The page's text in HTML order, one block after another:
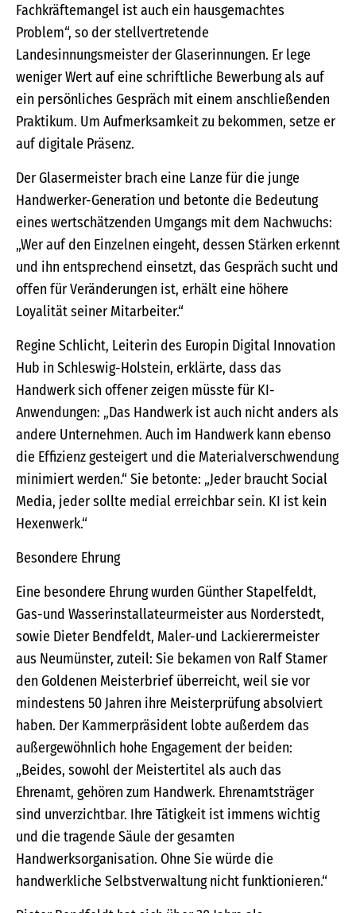
Fachkräftemangel ist auch ein hausgemachtes
Problem“, so der stellvertretende
Landesinnungsmeister der Glaserinnungen. Er lege
weniger Wert auf eine schriftliche Bewerbung als auf
ein persönliches Gespräch mit einem anschließenden
Praktikum. Um Aufmerksamkeit zu bekommen, setze er
auf digitale Präsenz.
Der Glasermeister brach eine Lanze für die junge
Handwerker-Generation und betonte die Bedeutung
eines wertschätzenden Umgangs mit dem Nachwuchs:
„Wer auf den Einzelnen eingeht, dessen Stärken erkennt
und ihn entsprechend einsetzt, das Gespräch sucht und
offen für Veränderungen ist, erhält eine höhere
Loyalität seiner Mitarbeiter.“
Regine Schlicht, Leiterin des Europin Digital Innovation
Hub in Schleswig-Holstein, erklärte, dass das
Handwerk sich offener zeigen müsste für KI-
Anwendungen: „Das Handwerk ist auch nicht anders als
andere Unternehmen. Auch im Handwerk kann ebenso
die Effizienz gesteigert und die Materialverschwendung
minimiert werden.“ Sie betonte: „Jeder braucht Social
Media, jeder sollte medial erreichbar sein. KI ist kein
Hexenwerk.“
Besondere Ehrung
Eine besondere Ehrung wurden Günther Stapelfeldt,
Gas-und Wasserinstallateurmeister aus Norderstedt,
sowie Dieter Bendfeldt, Maler-und Lackierermeister
aus Neumünster, zuteil: Sie bekamen von Ralf Stamer
den Goldenen Meisterbrief überreicht, weil sie vor
mindestens 50 Jahren ihre Meisterprüfung absolviert
haben. Der Kammerpräsident lobte außerdem das
außergewöhnlich hohe Engagement der beiden:
„Beides, sowohl der Meistertitel als auch das
Ehrenamt, gehören zum Handwerk. Ehrenamtsträger
sind unverzichtbar. Ihre Tätigkeit ist immens wichtig
und die tragende Säule der gesamten
Handwerksorganisation. Ohne Sie würde die
handwerkliche Selbstverwaltung nicht funktionieren.“